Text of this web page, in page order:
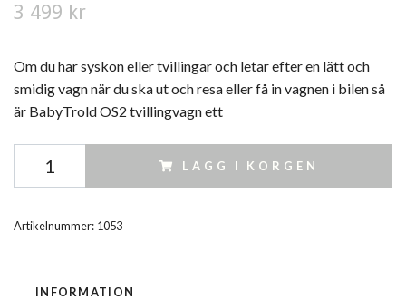
3 499 kr
Om du har syskon eller tvillingar och letar efter en lätt och
smidig vagn när du ska ut och resa eller få in vagnen i bilen så
är BabyTrold OS2 tvillingvagn ett
LÄGG I KORGEN
Artikelnummer: 1053
INFORMATION